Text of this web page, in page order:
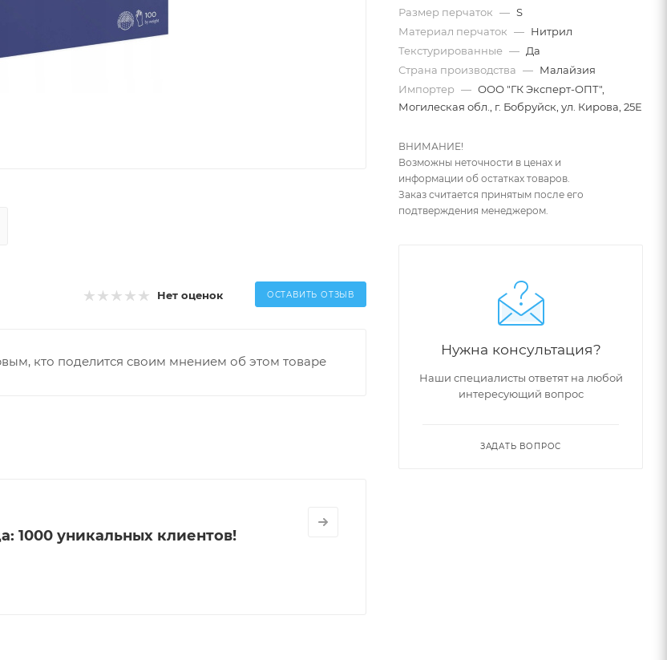
Нет оценок ОСТАВИТЬ ОТЗЫВ
кто поделится своим мнением об этом товаре
1000 уникальных клиентов!
Размер перчаток — S
Материал перчаток — Нитрил
Текстурированные — Да
Страна производства — Малайзия
Импортер — ООО "ГК Эксперт-ОПТ",
Могилеская обл., г. Бобруйск, ул. Кирова, 25Е
ВНИМАНИЕ!
Возможны неточности в ценах и
информации об остатках товаров.
Заказ считается принятым после его
подтверждения менеджером.
Нужна консультация?
Наши специалисты ответят на любой
интересующий вопрос
ЗАДАТЬ ВОПРОС